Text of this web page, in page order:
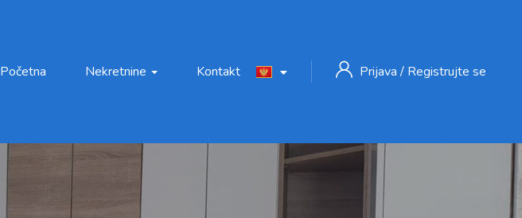
Početna Nekretnine Kontakt Prijava / Registrujte se